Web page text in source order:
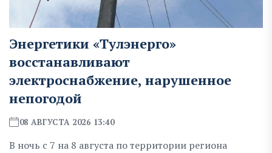
Энергетики «Тулэнерго»
восстанавливают
электроснабжение, нарушенное
непогодой
08 АВГУСТА 2026 13:40
В ночь с 7 на 8 августа по территории региона